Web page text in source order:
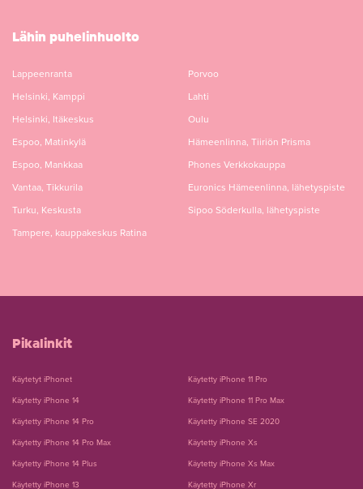
Lähin puhelinhuolto
Lappeenranta
Helsinki, Kamppi
Helsinki, Itäkeskus
Espoo, Matinkylä
Espoo, Mankkaa
Vantaa, Tikkurila
Turku, Keskusta
Tampere, kauppakeskus Ratina
Porvoo
Lahti
Oulu
Hämeenlinna, Tiiriön Prisma
Phones Verkkokauppa
Euronics Hämeenlinna, lähetyspiste
Sipoo Söderkulla, lähetyspiste
Pikalinkit
Käytetyt iPhonet
Käytetty iPhone 14
Käytetty iPhone 14 Pro
Käytetty iPhone 14 Pro Max
Käytetty iPhone 14 Plus
Käytetty iPhone 13
Käytetty iPhone 11 Pro
Käytetty iPhone 11 Pro Max
Käytetty iPhone SE 2020
Käytetty iPhone Xs
Käytetty iPhone Xs Max
Käytetty iPhone Xr